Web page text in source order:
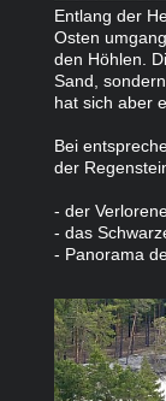
Entlang der
Osten
den Höhlen.
Sand,
hat sich aber
Bei
der
- der
- das
- Panorama